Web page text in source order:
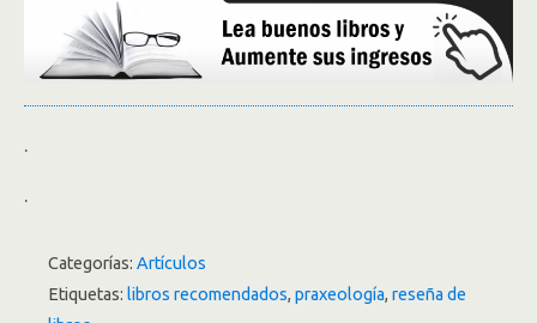
.
.
Categorías: Artículos
Etiquetas: libros recomendados, praxeología, reseña de